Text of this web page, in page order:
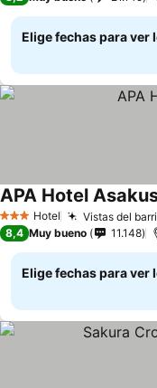
Elige fechas para ver
3 Estrellas
Hotel Vistas del
APA Hotel
8,4 Muy bueno 11.148
Elige fechas para ver